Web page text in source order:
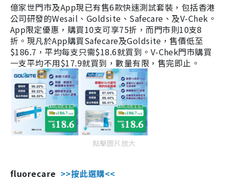
億家世門市及App現已有售6款快速測試套裝，包括香港
公司研發的Wesail、Goldsite、Safecare、及V-Chek。
App限定優惠，購買10支可享75折，而門市則10支8
折。現凡於App購買Safecare及Goldsite，售價低至
$186.7，平均每支只需$18.6就買到。V-Chek門市購買
一支平均不用$17.9就買到，數量有限，售完即止。
點擊圖片放大
fluorecare >>按此選購<<